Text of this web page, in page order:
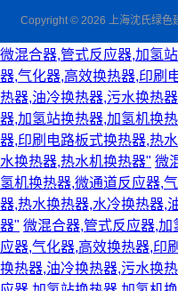
Copyright © 2026 上海沈氏绿色
微混合器,管式反应器,加氢
器,气化器,高效换热器,印刷
热器,油冷换热器,污水换热
器,加氢站换热器,加氢机换
器,印刷电路板式换热器,热
水换热器,热水机换热器" 微
氢机换热器,微通道反应器,
器,热水换热器,水冷换热器,
器" 微混合器,管式反应器,加
应器,气化器,高效换热器,印
换热器,油冷换热器,污水换